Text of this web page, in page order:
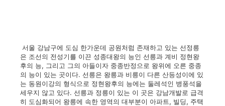
서울 강남구에 도심 한가운데 공원처럼 존재하고 있는 선정릉
은 조선의 전성기를 이끈 성종대왕의 능인 선릉과 계비 정현왕
후의 능, 그리고 그의 아들이자 중종반정으로 왕위에 오른 중종
의 능이 있는 곳이다. 선릉은 왕릉과 비릉이 다른 산등성이에 있
는 동원이강의 형식으로 정현왕후의 능에는 둘레석인 병풍석을
세우지 않고 있다. 선릉과 정릉이 있는 이 곳은 강남개발로 급격
히 도심화되어 왕릉에 속한 영역의 대부분이 아파트, 빌딩, 주택